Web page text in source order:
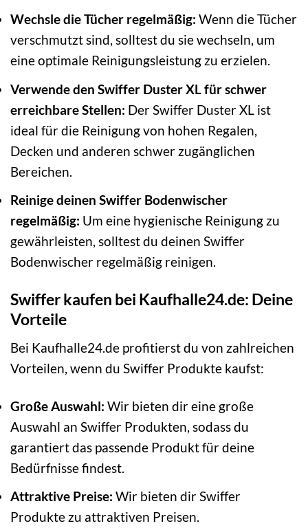
Wechsle die Tücher regelmäßig: Wenn die Tücher
verschmutzt sind, solltest du sie wechseln, um
eine optimale Reinigungsleistung zu erzielen.
Verwende den Swiffer Duster XL für schwer
erreichbare Stellen: Der Swiffer Duster XL ist
ideal für die Reinigung von hohen Regalen,
Decken und anderen schwer zugänglichen
Bereichen.
Reinige deinen Swiffer Bodenwischer
regelmäßig: Um eine hygienische Reinigung zu
gewährleisten, solltest du deinen Swiffer
Bodenwischer regelmäßig reinigen.
Swiffer kaufen bei Kaufhalle24.de: Deine
Vorteile
Bei Kaufhalle24.de profitierst du von zahlreichen
Vorteilen, wenn du Swiffer Produkte kaufst:
Große Auswahl: Wir bieten dir eine große
Auswahl an Swiffer Produkten, sodass du
garantiert das passende Produkt für deine
Bedürfnisse findest.
Attraktive Preise: Wir bieten dir Swiffer
Produkte zu attraktiven Preisen.